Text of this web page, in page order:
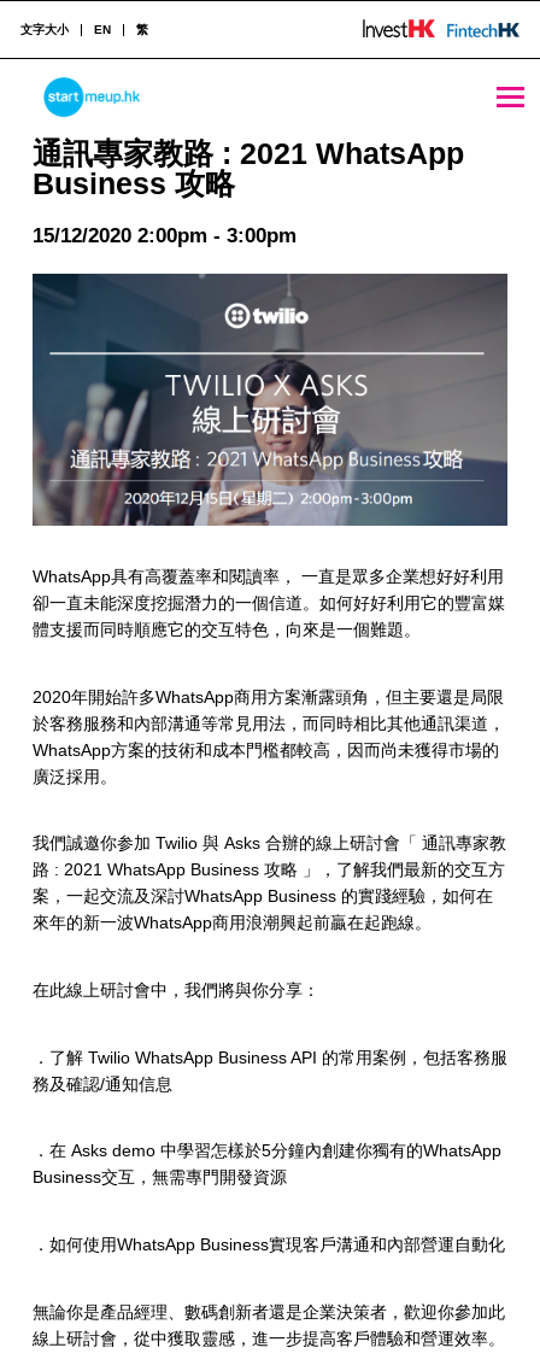
通訊專家教路 : 2021 WhatsApp Business 攻略 - StartmeupHK
STARTMEUPHK
文字大小 EN 繁
通訊專家教路 : 2021 WhatsApp
Business 攻略
15/12/2020 2:00pm - 3:00pm
WhatsApp具有高覆蓋率和閱讀率， 一直是眾多企業想好好利用
卻一直未能深度挖掘潛力的一個信道。如何好好利用它的豐富媒
體支援而同時順應它的交互特色，向來是一個難題。
2020年開始許多WhatsApp商用方案漸露頭角，但主要還是局限
於客務服務和內部溝通等常見用法，而同時相比其他通訊渠道，
WhatsApp方案的技術和成本門檻都較高，因而尚未獲得市場的
廣泛採用。
我們誠邀你参加 Twilio 與 Asks 合辦的線上研討會「 通訊專家教
路 : 2021 WhatsApp Business 攻略 」，了解我們最新的交互方
案，一起交流及深討WhatsApp Business 的實踐經驗，如何在
來年的新一波WhatsApp商用浪潮興起前贏在起跑線。
在此線上研討會中，我們將與你分享：
．了解 Twilio WhatsApp Business API 的常用案例，包括客務服
務及確認/通知信息
．在 Asks demo 中學習怎樣於5分鐘內創建你獨有的WhatsApp
Business交互，無需專門開發資源
．如何使用WhatsApp Business實現客戶溝通和內部營運自動化
無論你是產品經理、數碼創新者還是企業決策者，歡迎你參加此
線上研討會，從中獲取靈感，進一步提高客戶體驗和營運效率。